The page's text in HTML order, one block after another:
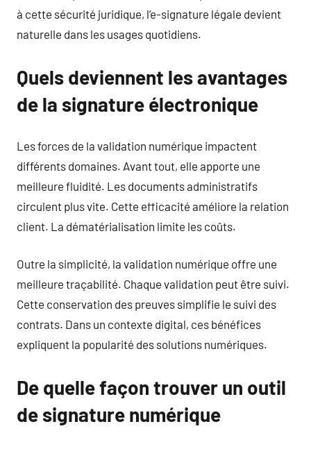
à cette sécurité juridique, l’e-signature légale devient
naturelle dans les usages quotidiens.
Quels deviennent les avantages
de la signature électronique
Les forces de la validation numérique impactent
différents domaines. Avant tout, elle apporte une
meilleure fluidité. Les documents administratifs
circulent plus vite. Cette efficacité améliore la relation
client. La dématérialisation limite les coûts.
Outre la simplicité, la validation numérique offre une
meilleure traçabilité. Chaque validation peut être suivi.
Cette conservation des preuves simplifie le suivi des
contrats. Dans un contexte digital, ces bénéfices
expliquent la popularité des solutions numériques.
De quelle façon trouver un outil
de signature numérique